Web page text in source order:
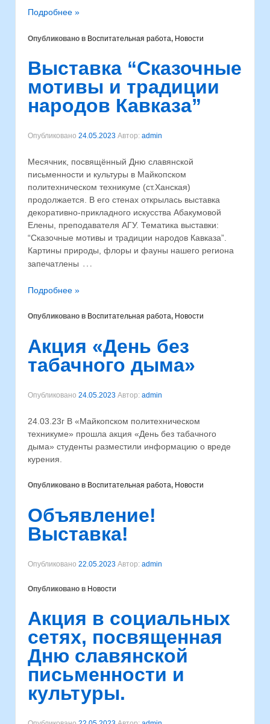
Подробнее »
Опубликовано в Воспитательная работа, Новости
Выставка “Сказочные
мотивы и традиции
народов Кавказа”
Опубликовано 24.05.2023 Автор: admin
Месячник, посвящённый Дню славянской
письменности и культуры в Майкопском
политехническом техникуме (ст.Ханская)
продолжается. В его стенах открылась выставка
декоративно-прикладного искусства Абакумовой
Елены, преподавателя АГУ. Тематика выставки:
“Сказочные мотивы и традиции народов Кавказа”.
Картины природы, флоры и фауны нашего региона
запечатлены …
Подробнее »
Опубликовано в Воспитательная работа, Новости
Акция «День без
табачного дыма»
Опубликовано 24.05.2023 Автор: admin
24.03.23г В «Майкопском политехническом
техникуме» прошла акция «День без табачного
дыма» студенты разместили информацию о вреде
курения.
Опубликовано в Воспитательная работа, Новости
Объявление!
Выставка!
Опубликовано 22.05.2023 Автор: admin
Опубликовано в Новости
Акция в социальных
сетях, посвященная
Дню славянской
письменности и
культуры.